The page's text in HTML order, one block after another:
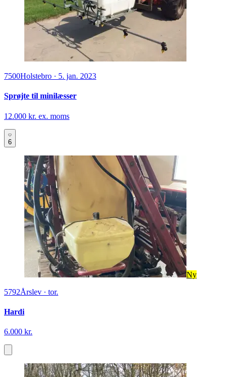
Tølløse·26. apr. 2023
Hardi Slangerulle Ny
8
Holstebro·5. jan. 2023
Sprøjte til minilæsser
12.000 kr. ex. moms
6